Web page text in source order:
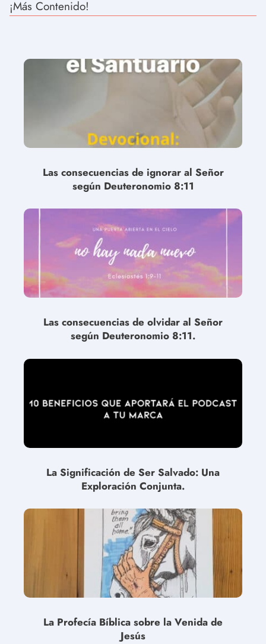
¡Más Contenido!
Las consecuencias de ignorar al Señor
según Deuteronomio 8:11
Las consecuencias de olvidar al Señor
según Deuteronomio 8:11.
La Significación de Ser Salvado: Una
Exploración Conjunta.
La Profecía Bíblica sobre la Venida de
Jesús